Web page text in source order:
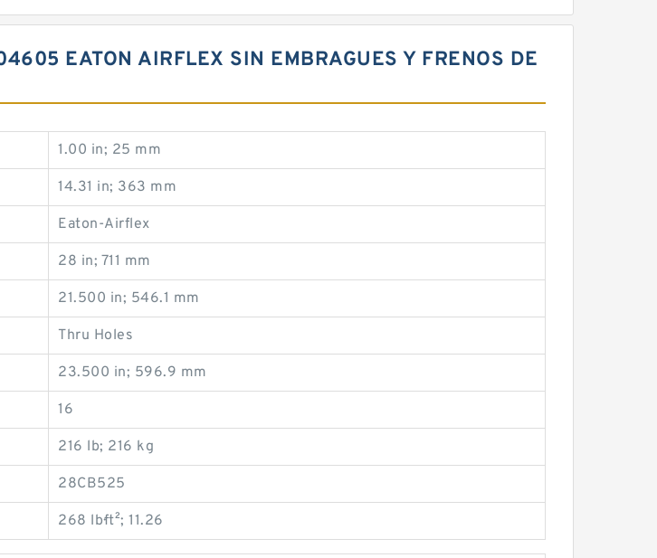
EATON AIRFLEX SIN EMBRAGUES Y FRENOS DE
1.00 in; 25 mm
14.31 in; 363 mm
Eaton-Airflex
28 in; 711 mm
21.500 in; 546.1 mm
Thru Holes
23.500 in; 596.9 mm
16
216 lb; 216 kg
28CB525
268 lb·ft²; 11.26